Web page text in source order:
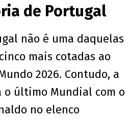
de Portugal
não é uma daquelas
mais cotadas ao
2026. Contudo, a
o último Mundial com o
no elenco